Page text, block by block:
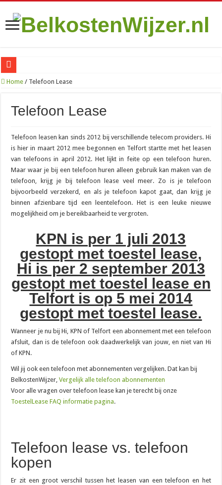
Zo vind je de goedkoopste Sim Only met onbeperkt internet in 2026
070 netnummer: wat is het en welke plaatsen vallen eronder?
085 nummer: wat is het en waar komt het vandaan?
06 nummer zoeken: zo kom je erachter wie er belde
088 nummer kosten: wat betaal je als beller en als bedrijf?
085 888 nummer: wat is het en wat moet je ermee?
0900 8844: het niet-spoednummer van de politie uitgelegd
0900 nummer kosten: wat betaal je en hoe zit het precies?
0900 ov 9292: wat kost het en wanneer bel je dit nummer?
085 nummer kosten: wat betaal je per maand?
0900 9292: het telefoonnummer voor reisinfo in het ov
Is 088 gratis? Wat je betaalt voor een 088-nummer
Telefoniekosten vergelijken: zo weet je of je te veel betaalt
070 2079487: wat is dit nummer en wie zit erachter?
06:06 op je klok: wat betekent dit engelengetal?
0900-1884: het klantenservicenummer van Ziggo
088 722 66 00: de alarmlijn van Rabobank bij fraude
Hoe schrijf je een 06-nummer: de juiste notatie uitgelegd
Goedkoper bellen en toch een nieuwe MacBook in huis halen
0900 OV9292: het telefoonnummer voor al je reisinfo
Home / Telefoon Lease
Telefoon Lease
Telefoon leasen kan sinds 2012 bij verschillende telecom providers. Hi
is hier in maart 2012 mee begonnen en Telfort startte met het leasen
van telefoons in april 2012. Het lijkt in feite op een telefoon huren.
Maar waar je bij een telefoon huren alleen gebruik kan maken van de
telefoon, krijg je bij telefoon lease veel meer. Zo is je telefoon
bijvoorbeeld verzekerd, en als je telefoon kapot gaat, dan krijg je
binnen afzienbare tijd een leentelefoon. Het is een leuke nieuwe
mogelijkheid om je bereikbaarheid te vergroten.
KPN is per 1 juli 2013
gestopt met toestel lease,
Hi is per 2 september 2013
gestopt met toestel lease en
Telfort is op 5 mei 2014
gestopt met toestel lease.
Wanneer je nu bij Hi, KPN of Telfort een abonnement met een telefoon
afsluit, dan is de telefoon ook daadwerkelijk van jouw, en niet van Hi
of KPN.
Wil jij ook een telefoon met abonnementen vergelijken. Dat kan bij
BelkostenWijzer,Vergelijk alle telefoon abonnementen
Voor alle vragen over telefoon lease kan je terecht bij onze
ToestelLease FAQ informatie pagina.
Telefoon lease vs. telefoon
kopen
Er zit een groot verschil tussen het leasen van een telefoon en het